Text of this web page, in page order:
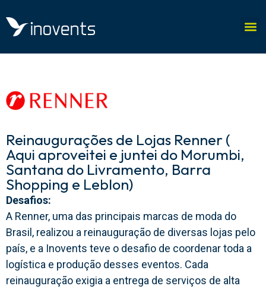
Reinaugurações de Lojas Renner (
Aqui aproveitei e juntei do Morumbi,
Santana do Livramento, Barra
Shopping e Leblon)
Desafios:
A Renner, uma das principais marcas de moda do
Brasil, realizou a reinauguração de diversas lojas pelo
país, e a Inovents teve o desafio de coordenar toda a
logística e produção desses eventos. Cada
reinauguração exigia a entrega de serviços de alta